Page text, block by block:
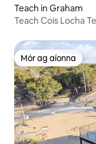
Teach in Graham
Teach Cois Locha
Mór ag aíonna
Mór ag aíonna